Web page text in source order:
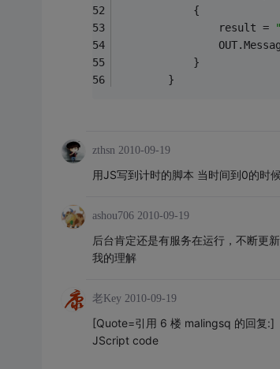
            {
                result =
            }
        }
zthsn 2010-09-19
用JS写到计时的脚本 当时间到0的时
ashou706 2010-09-19
后台肯定还是有服务在运行，不断更
我的理解
老Key 2010-09-19
[Quote=引用 6 楼 malingsq 的回复:]
JScript code